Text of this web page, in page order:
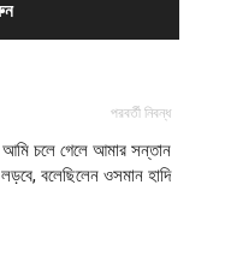
পরবর্তী নিবন্ধ
আমি চলে গেলে আমার সন্তান
লড়বে, বলেছিলেন ওসমান হাদি